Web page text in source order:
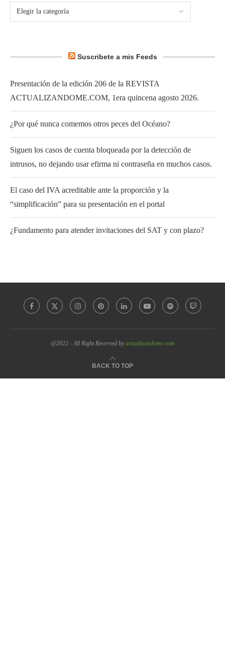
Suscribete a mis Feeds
Presentación de la edición 206 de la REVISTA
ACTUALIZANDOME.COM, 1era quincena agosto 2026.
¿Por qué nunca comemos otros peces del Océano?
Siguen los casos de cuenta bloqueada por la detección de
intrusos, no dejando usar efirma ni contraseña en muchos casos.
El caso del IVA acreditable ante la proporción y la
“simplificación” para su presentación en el portal
¿Fundamento para atender invitaciones del SAT y con plazo?
@2022 - All Right Reserved byactualizandome.com
BACK TO TOP